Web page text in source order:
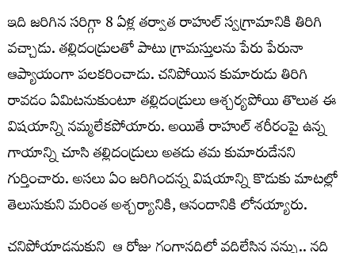
ఇది జరిగిన సరిగ్గా 8 ఏళ్ల తర్వాత రాహుల్‌ స్వగ్రామానికి తిరిగి
వచ్చాడు. తల్లిదండ్రులతో పాటు గ్రామస్తులను పేరు పేరునా
ఆప్యాయంగా పలకరించాడు. చనిపోయిన కుమారుడు తిరిగి
రావడం ఏమిటనుకుంటూ తల్లిదండ్రులు ఆశ్చర్యపోయి తొలుత ఈ
విషయాన్ని నమ్మలేకపోయారు. అయితే రాహుల్‌ శరీరంపై ఉన్న
గాయాన్ని చూసి తల్లిదండ్రులు అతడు తమ కుమారుడేనని
గుర్తించారు. అసలు ఏం జరిగిందన్న విషయాన్ని కొడుకు మాటల్లో
తెలుసుకుని మరింత అశ్చర్యానికి, ఆనందానికి లోనయ్యారు.